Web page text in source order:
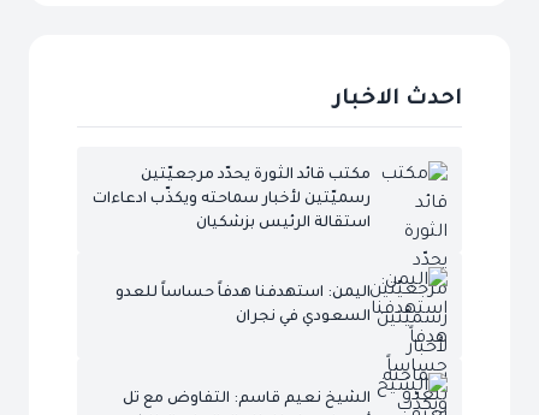
احدث الاخبار
مكتب قائد الثورة يحدّد مرجعيّتين
رسميّتين لأخبار سماحته ويكذّب ادعاءات
استقالة الرئيس بزشكيان
اليمن: استهدفنا هدفاً حساساً للعدو
السعودي في نجران
الشيخ نعيم قاسم: التفاوض مع تل